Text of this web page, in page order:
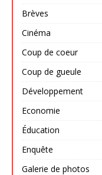
Brèves
Cinéma
Coup de coeur
Coup de gueule
Développement
Economie
Éducation
Enquête
Galerie de photos